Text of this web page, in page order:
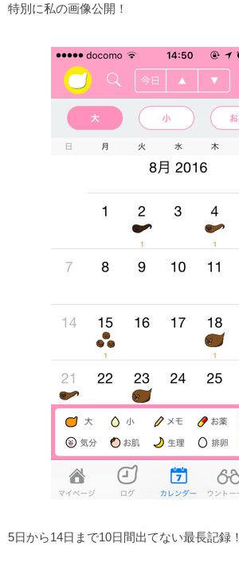
特別に私の画像公開！
5日から14日まで10日間出てない最長記録！